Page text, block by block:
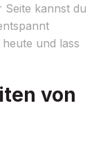
kannst du
und lass
von